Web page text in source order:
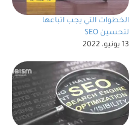
الخطوات التي يجب اتباعها
لتحسين SEO
13 يونيو، 2022